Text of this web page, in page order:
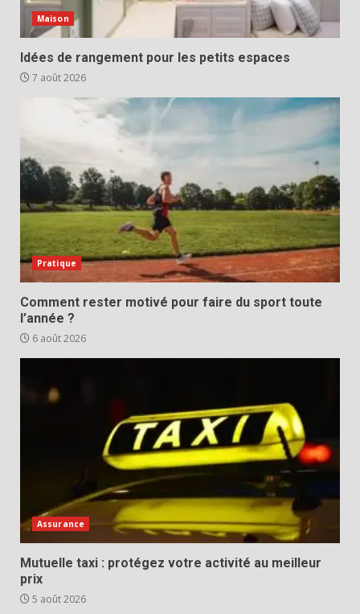
Maison
Idées de rangement pour les petits espaces
7 août 2026
Pratique
Comment rester motivé pour faire du sport toute
l’année ?
6 août 2026
Assurance
Mutuelle taxi : protégez votre activité au meilleur
prix
5 août 2026